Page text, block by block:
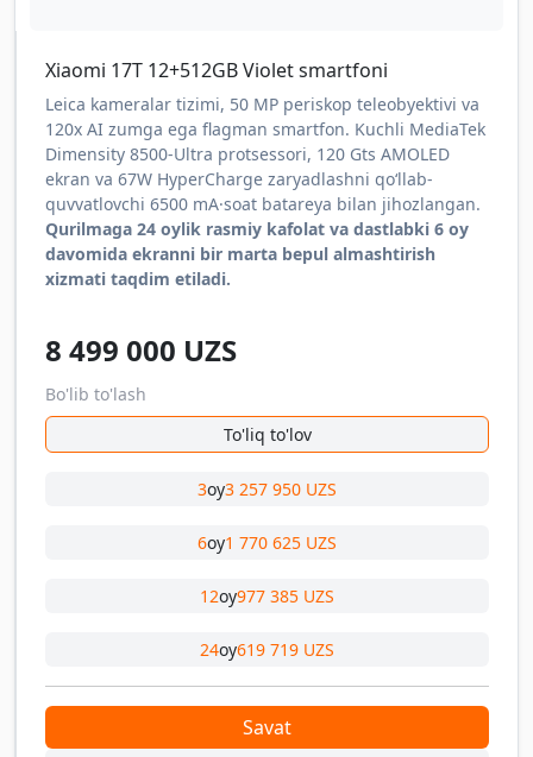
Xiaomi 17T 12+512GB Violet smartfoni
Leica kameralar tizimi, 50 MP periskop teleobyektivi va
120x AI zumga ega flagman smartfon. Kuchli MediaTek
Dimensity 8500-Ultra protsessori, 120 Gts AMOLED
ekran va 67W HyperCharge zaryadlashni qo‘llab-
quvvatlovchi 6500 mA·soat batareya bilan jihozlangan.
Qurilmaga 24 oylik rasmiy kafolat va dastlabki 6 oy
davomida ekranni bir marta bepul almashtirish
xizmati taqdim etiladi.
8 499 000 UZS
Bo'lib to'lash
To'liq to'lov
3oy3 257 950 UZS
6oy1 770 625 UZS
12oy977 385 UZS
24oy619 719 UZS
Savat